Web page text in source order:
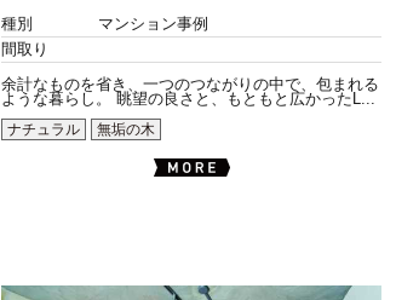
種別
マンション事例
間取り
余計なものを省き、一つのつながりの中で、包まれる
ような暮らし。 眺望の良さと、もともと広かったL...
ナチュラル
無垢の木